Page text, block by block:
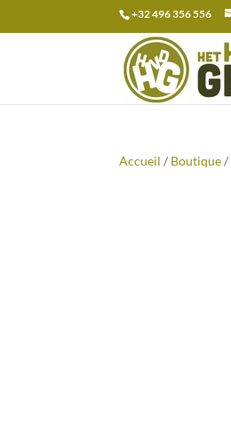
+32 496 356 556
Recherche
pour :
Accueil / Boutique/